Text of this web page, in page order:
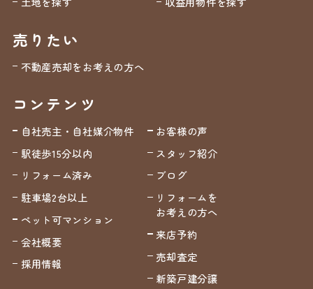
売りたい
不動産売却をお考えの方へ
コンテンツ
自社売主・自社媒介物件
駅徒歩15分以内
リフォーム済み
駐車場2台以上
ペット可マンション
会社概要
採用情報
お客様の声
スタッフ紹介
ブログ
リフォームを
お考えの方へ
来店予約
売却査定
新築戸建分譲